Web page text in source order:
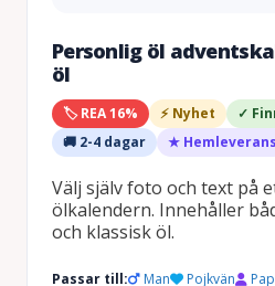
Personlig öl
öl
🏷️ REA 16% ⚡ Nyhet
✓
🚚 2-4 dagar
★ Hemleverans
Välj själv foto och text på
ölkalendern. Innehåller
och klassisk öl.
Passar till: Man Pojkvän